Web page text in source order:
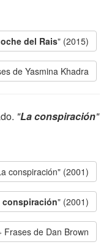
del Rais" (2015)
de Yasmina Khadra
"La conspiración"
conspiración" (2001)
conspiración" (2001)
Frases de Dan Brown